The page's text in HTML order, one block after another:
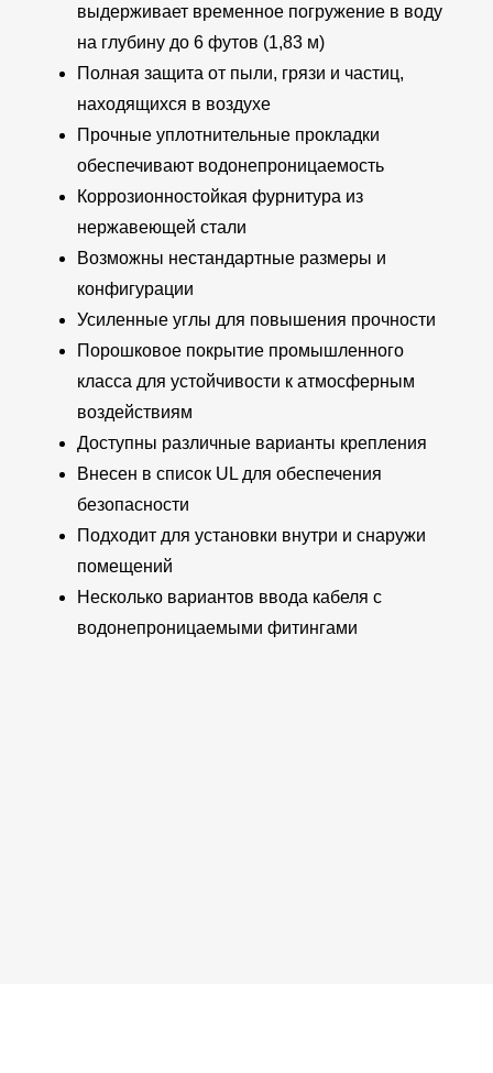
выдерживает временное погружение в воду
на глубину до 6 футов (1,83 м)
Полная защита от пыли, грязи и частиц,
находящихся в воздухе
Прочные уплотнительные прокладки
обеспечивают водонепроницаемость
Коррозионностойкая фурнитура из
нержавеющей стали
Возможны нестандартные размеры и
конфигурации
Усиленные углы для повышения прочности
Порошковое покрытие промышленного
класса для устойчивости к атмосферным
воздействиям
Доступны различные варианты крепления
Внесен в список UL для обеспечения
безопасности
Подходит для установки внутри и снаружи
помещений
Несколько вариантов ввода кабеля с
водонепроницаемыми фитингами